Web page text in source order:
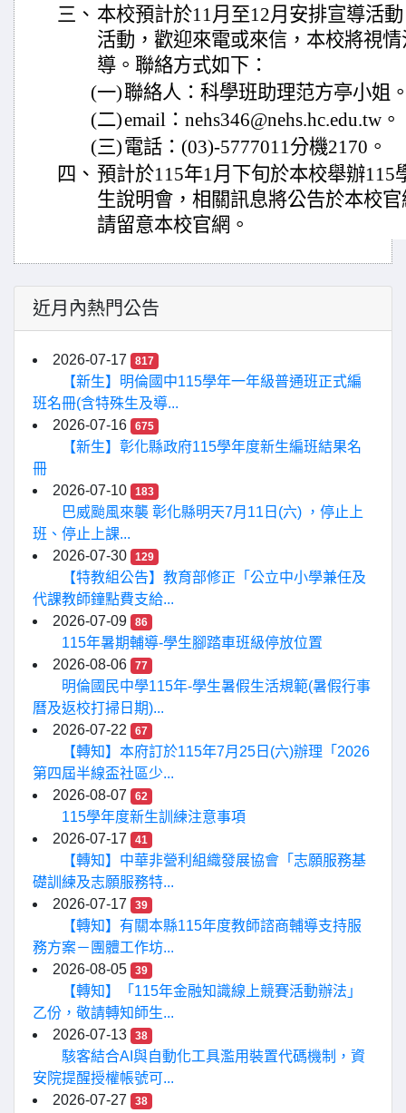
三、 本校預計於11月至12月安排宣導活
活動，歡迎來電或來信，本校將視
導。聯絡方式如下：
(一)聯絡人：科學班助理范方亭小姐
(二)email：nehs346@nehs.hc.edu.tw。
(三)電話：(03)-5777011分機2170。
四、 預計於115年1月下旬於本校舉辦115
生說明會，相關訊息將公告於本校
請留意本校官網。
近月內熱門公告
2026-07-17 817
【新生】明倫國中115學年一年級普通班正式編
班名冊(含特殊生及導...
2026-07-16
675
【新生】彰化縣政府115學年度新生編班結果名
冊
2026-07-10
183
巴威颱風來襲 彰化縣明天7月11日(六) ，停止上
班、停止上課...
2026-07-30
129
【特教組公告】教育部修正「公立中小學兼任及
代課教師鐘點費支給...
2026-07-09
86
115年暑期輔導-學生腳踏車班級停放位置
2026-08-06
77
明倫國民中學115年-學生暑假生活規範(暑假行事
曆及返校打掃日期)...
2026-07-22
67
【轉知】本府訂於115年7月25日(六)辦理「2026
第四屆半線盃社區少...
2026-08-07
62
115學年度新生訓練注意事項
2026-07-17
41
【轉知】中華非營利組織發展協會「志願服務基
礎訓練及志願服務特...
2026-07-17
39
【轉知】有關本縣115年度教師諮商輔導支持服
務方案－團體工作坊...
2026-08-05
39
【轉知】「115年金融知識線上競賽活動辦法」
乙份，敬請轉知師生...
2026-07-13
38
駭客結合AI與自動化工具濫用裝置代碼機制，資
安院提醒授權帳號可...
2026-07-27
38